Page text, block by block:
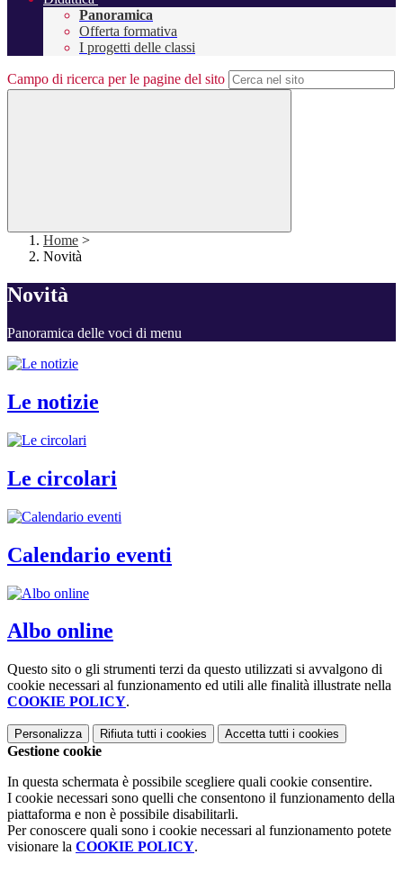
Panoramica
Offerta formativa
I progetti delle classi
Campo di ricerca per le pagine del sito
Home >
Novità
Novità
Panoramica delle voci di menu
Le notizie
Le circolari
Calendario eventi
Albo online
Questo sito o gli strumenti terzi da questo utilizzati si avvalgono di
cookie necessari al funzionamento ed utili alle finalità illustrate nella
COOKIE POLICY.
Personalizza Rifiuta tutti i cookies Accetta tutti i cookies
Gestione cookie
In questa schermata è possibile scegliere quali cookie consentire.
I cookie necessari sono quelli che consentono il funzionamento della
piattaforma e non è possibile disabilitarli.
Per conoscere quali sono i cookie necessari al funzionamento potete
visionare la COOKIE POLICY.